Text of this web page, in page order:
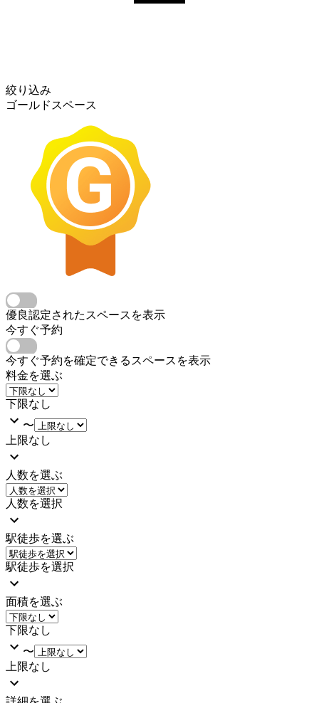
絞り込み
ゴールドスペース
優良認定されたスペースを表示
今すぐ予約
今すぐ予約を確定できるスペースを表示
料金を選ぶ
下限なし
〜
上限なし
人数を選ぶ
人数を選択
駅徒歩を選ぶ
駅徒歩を選択
面積を選ぶ
下限なし
〜
上限なし